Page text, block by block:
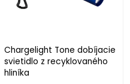
Chargelight Tone dobíjacie
svietidlo z recyklovaného
hliníka